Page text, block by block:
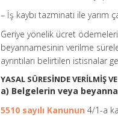
– İş kaybı tazminatı ile yarım
Geriye yönelik ücret
beyannamesinin verilme
ayrıntıları belirtilen istisnalar
YASAL SÜRESİNDE VERİLMİŞ
a) Belgelerin veya
5510 sayılı Kanunun 4/1-a